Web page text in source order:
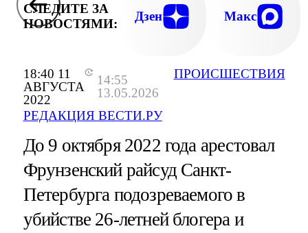
18:40 11
АВГУСТА
2022
14:55
13.05.2026
РЕДАКЦИЯ ВЕСТИ.РУ
ПРОИСШЕСТВИЯ
СЛЕДИТЕ ЗА
НОВОСТЯМИ:
Дзен Макс
До 9 октября 2022 года арестовал
Фрунзенский райсуд Санкт-
Петербурга подозреваемого в
убийстве 26-летней блогера и